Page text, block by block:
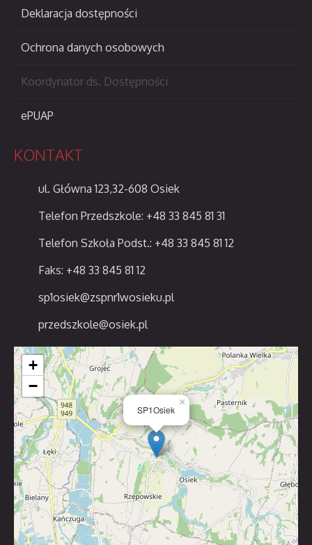
Deklaracja dostępności
Ochrona danych osobowych
Koordynator ds. Dostępności
ePUAP
KONTAKT
ul. Główna 123,32-608 Osiek
Telefon Przedszkole: +48 33 845 81 31
Telefon Szkoła Podst.: +48 33 845 81 12
Faks: +48 33 845 81 12
sp1osiek@zspnr1wosieku.pl
przedszkole@osiek.pl
SP1Osiek
×
+
−